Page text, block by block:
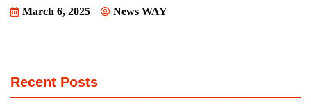
March 6, 2025 News WAY
Recent Posts